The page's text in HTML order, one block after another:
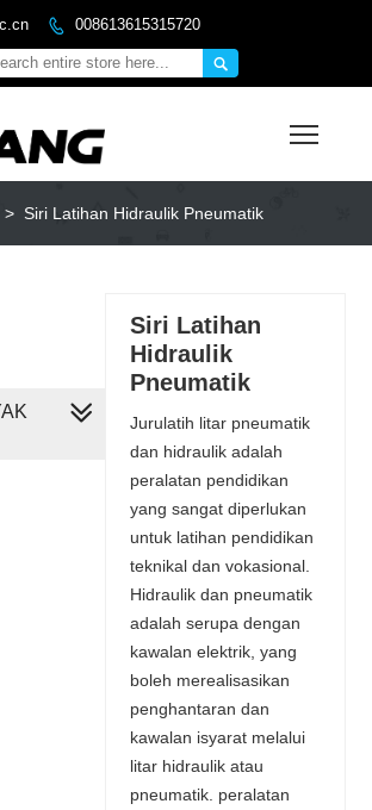
 008613615315720

> Siri Latihan Hidraulik Pneumatik
Siri Latihan
Hidraulik
Pneumatik
Jurulatih litar pneumatik
dan hidraulik adalah
peralatan pendidikan
yang sangat diperlukan
untuk latihan pendidikan
teknikal dan vokasional.
Hidraulik dan pneumatik
adalah serupa dengan
kawalan elektrik, yang
boleh merealisasikan
penghantaran dan
kawalan isyarat melalui
litar hidraulik atau
pneumatik. peralatan